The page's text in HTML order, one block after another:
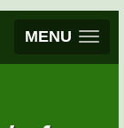
MENU